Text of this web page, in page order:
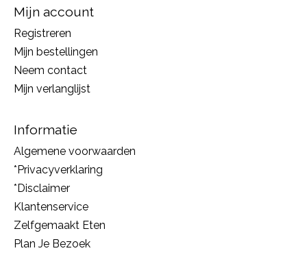
Mijn account
Registreren
Mijn bestellingen
Neem contact
Mijn verlanglijst
Informatie
Algemene voorwaarden
*Privacyverklaring
*Disclaimer
Klantenservice
Zelfgemaakt Eten
Plan Je Bezoek